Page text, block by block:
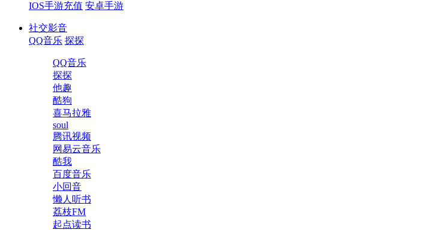
IOS手游充值 安卓手游
社交影音
QQ音乐 探探
QQ音乐
探探
他趣
酷狗
喜马拉雅
soul
腾讯视频
网易云音乐
酷我
百度音乐
小回音
懒人听书
荔枝FM
起点读书